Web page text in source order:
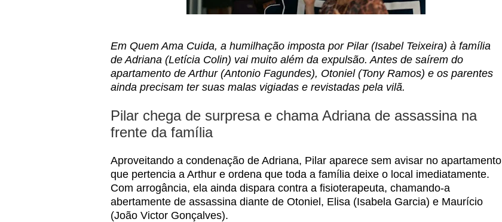
Em Quem Ama Cuida, a humilhação imposta por Pilar (Isabel Teixeira) à família
de Adriana (Letícia Colin) vai muito além da expulsão. Antes de saírem do
apartamento de Arthur (Antonio Fagundes), Otoniel (Tony Ramos) e os parentes
ainda precisam ter suas malas vigiadas e revistadas pela vilã.
Pilar chega de surpresa e chama Adriana de assassina na
frente da família
Aproveitando a condenação de Adriana, Pilar aparece sem avisar no apartamento
que pertencia a Arthur e ordena que toda a família deixe o local imediatamente.
Com arrogância, ela ainda dispara contra a fisioterapeuta, chamando-a
abertamente de assassina diante de Otoniel, Elisa (Isabela Garcia) e Maurício
(João Victor Gonçalves).